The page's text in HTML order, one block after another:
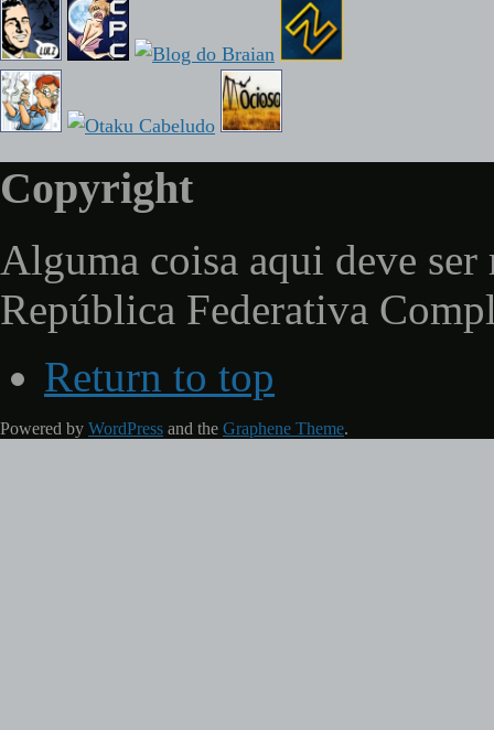
Copyright
Alguma coisa aqui deve ser
República Federativa
Return to top
Powered by WordPress and the Graphene Theme.